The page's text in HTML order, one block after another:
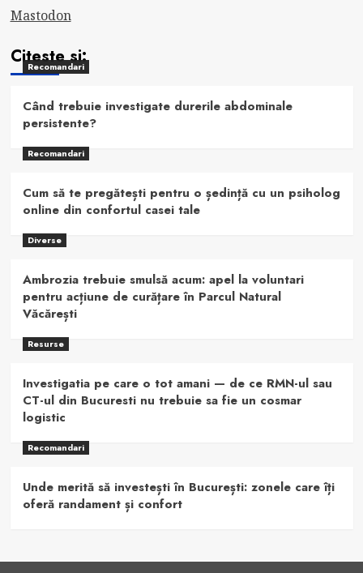
Mastodon
Citeste si:
Recomandari
Când trebuie investigate durerile abdominale
persistente?
Recomandari
Cum să te pregătești pentru o ședință cu un psiholog
online din confortul casei tale
Diverse
Ambrozia trebuie smulsă acum: apel la voluntari
pentru acțiune de curățare în Parcul Natural
Văcărești
Resurse
Investigatia pe care o tot amani — de ce RMN-ul sau
CT-ul din Bucuresti nu trebuie sa fie un cosmar
logistic
Recomandari
Unde merită să investești în București: zonele care îți
oferă randament și confort